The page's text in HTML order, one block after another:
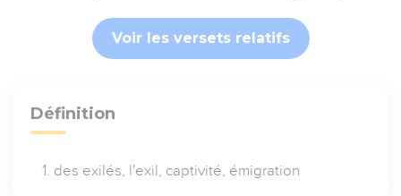
Voir les versets relatifs
Définition
des exilés, l'exil, captivité, émigration